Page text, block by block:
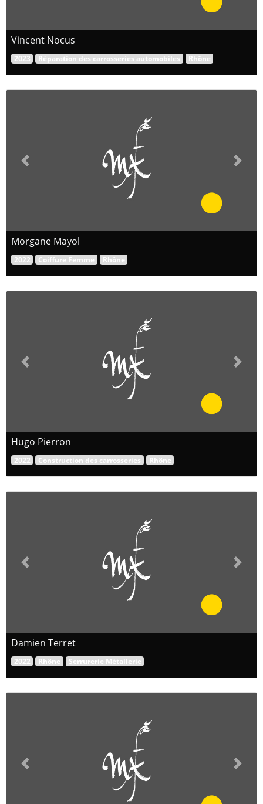
Vincent Nocus
2023 Réparation des carrosseries automobiles Rhône
Previous Next
Morgane Mayol
2022 Coiffure Femme Rhône
Previous Next
Hugo Pierron
2022 Construction des carrosseries Rhône
Previous Next
Damien Terret
2022 Rhône Serrurerie Métallerie
Previous Next